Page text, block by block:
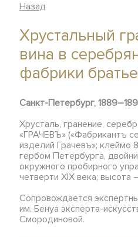
Назад
Хрустальный
вина в
фабрики
Санкт-Петербург,
Хрусталь, гранение,
«ГРАЧЕВЪ» («Фабрикантъ
изделий Грачевъ»; клеймо
гербом Петербурга,
окружного пробирного
четверти XIX века; высота
Сопровождается
им. Бенуа эксперта-
Смородиновой.